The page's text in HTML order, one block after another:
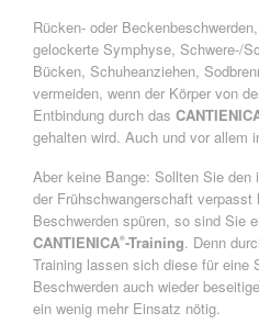
Rücken- oder
gelockerte Symphyse, Schwere-/
Bücken, Schuheanziehen,
vermeiden, wenn der Körper von
Entbindung durch das
gehalten wird. Auch und vor allem
Aber keine Bange: Sollten Sie
der Frühschwangerschaft verpasst
Beschwerden spüren, so sind Sie
CANTIENICA®-Training. Denn
Training lassen sich diese für eine
Beschwerden auch wieder
ein wenig mehr Einsatz nötig.